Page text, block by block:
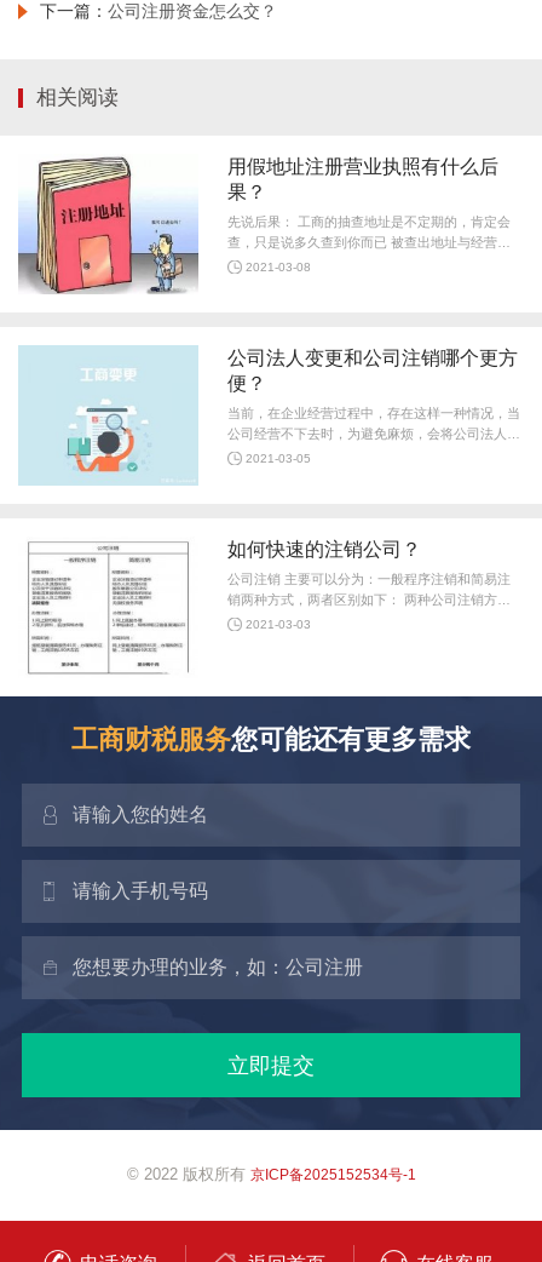
下一篇： 公司注册资金怎么交？
相关阅读
用假地址注册营业执照有什么后
果？
先说后果： 工商的抽查地址是不定期的，肯定会
查，只是说多久查到你而已 被查出地址与经营地
址不符，变更地址就没事了 工商部门不会平白找
2021-03-08
公司法人变更和公司注销哪个更方
便？
当前，在企业经营过程中，存在这样一种情况，当
公司经营不下去时，为避免麻烦，会将公司法人变
更为其他人，以免去公司注销的繁琐程序。那么，
2021-03-05
如何快速的注销公司？
公司注销 主要可以分为：一般程序注销和简易注
销两种方式，两者区别如下： 两种公司注销方式
比较 1.耗时。一般程序注销需要先前往税务部门注
2021-03-03
工商财税服务您可能还有更多需求
© 2022 版权所有 京ICP备2025152534号-1